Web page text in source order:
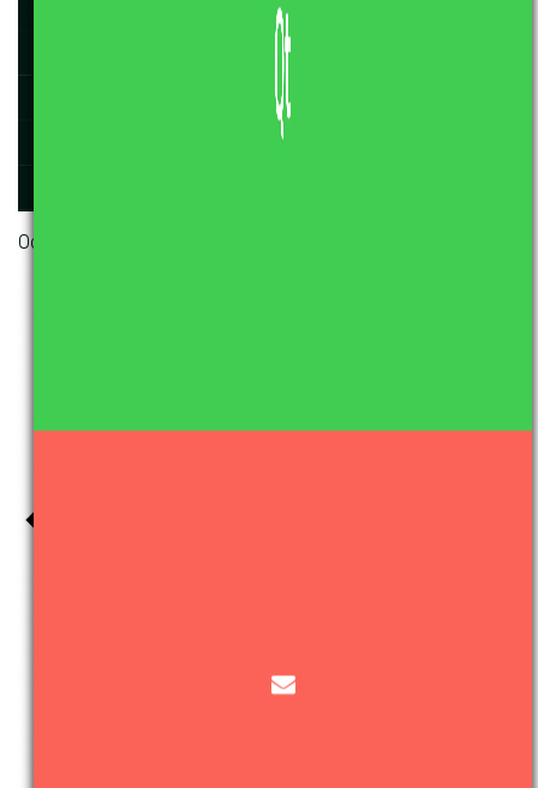
Od Scythe Studio do Somco Software